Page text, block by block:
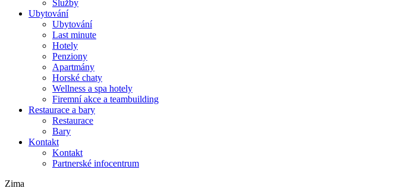
Služby
Ubytování
Ubytování
Last minute
Hotely
Penziony
Apartmány
Horské chaty
Wellness a spa hotely
Firemní akce a teambuilding
Restaurace a bary
Restaurace
Bary
Kontakt
Kontakt
Partnerské infocentrum
Zima